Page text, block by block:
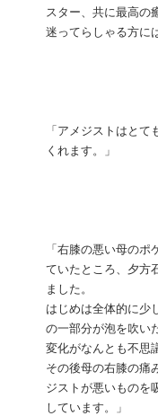
スター、共に最高の
迷ってらしゃる方に
「アメジストはと
くれます。」
「右膝の悪い母の
ていたところ、夕方
ました。
はじめは全体的に少
の一部分が泡を吹い
変化がなんとも不思
その後母の右膝の痛
ジストが悪いものを
しています。」